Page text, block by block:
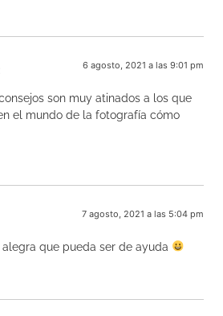
6 agosto, 2021 a las 9:01 pm
son muy atinados a los que
el mundo de la fotografía cómo
7 agosto, 2021 a las 5:04 pm
que pueda ser de ayuda